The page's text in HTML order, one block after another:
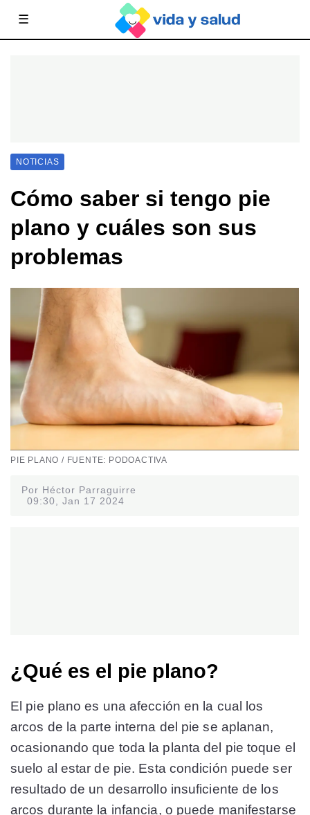
☰
NOTICIAS
Cómo saber si tengo pie
plano y cuáles son sus
problemas
PIE PLANO / FUENTE: PODOACTIVA
Por Héctor Parraguirre
09:30, Jan 17 2024
¿Qué es el pie plano?
El pie plano es una afección en la cual los
arcos de la parte interna del pie se aplanan,
ocasionando que toda la planta del pie toque el
suelo al estar de pie. Esta condición puede ser
resultado de un desarrollo insuficiente de los
arcos durante la infancia, o puede manifestarse